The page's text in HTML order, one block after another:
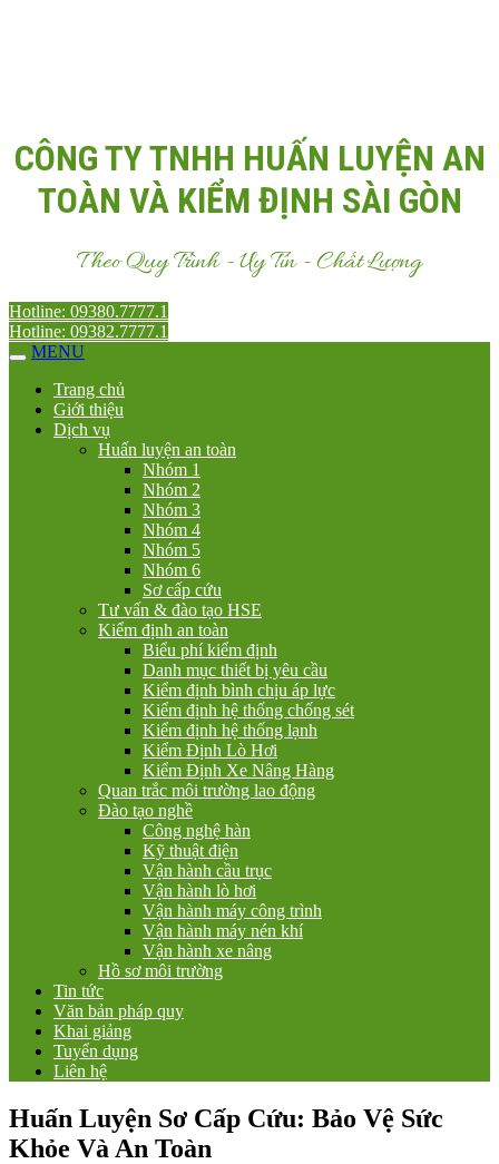
CÔNG TY TNHH HUẤN LUYỆN AN
TOÀN VÀ KIỂM ĐỊNH SÀI GÒN
Theo Quy Trình - Uy Tín - Chất Lượng
Hotline: 09380.7777.1
Hotline: 09382.7777.1
MENU
Trang chủ
Giới thiệu
Dịch vụ
Huấn luyện an toàn
Nhóm 1
Nhóm 2
Nhóm 3
Nhóm 4
Nhóm 5
Nhóm 6
Sơ cấp cứu
Tư vấn & đào tạo HSE
Kiểm định an toàn
Biểu phí kiểm định
Danh mục thiết bị yêu cầu
Kiểm định bình chịu áp lực
Kiểm định hệ thống chống sét
Kiểm định hệ thống lạnh
Kiểm Định Lò Hơi
Kiểm Định Xe Nâng Hàng
Quan trắc môi trường lao động
Đào tạo nghề
Công nghệ hàn
Kỹ thuật điện
Vận hành cầu trục
Vận hành lò hơi
Vận hành máy công trình
Vận hành máy nén khí
Vận hành xe nâng
Hồ sơ môi trường
Tin tức
Văn bản pháp quy
Khai giảng
Tuyển dụng
Liên hệ
Huấn Luyện Sơ Cấp Cứu: Bảo Vệ Sức
Khỏe Và An Toàn